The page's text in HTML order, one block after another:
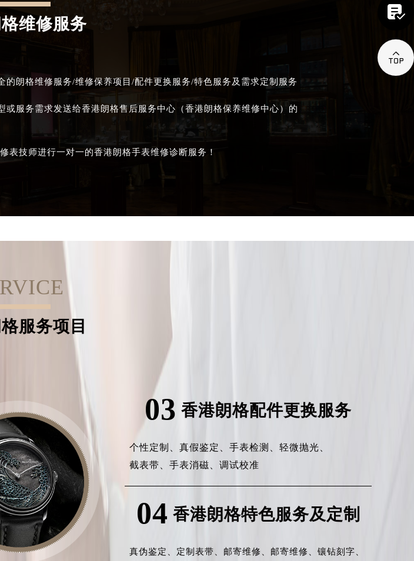
维修服务
朗格维修服务/维修保养项目/配件更换服务/特色服务及需求定制服务
服务需求发送给香港朗格售后服务中心（香港朗格保养维修中心）的
表技师进行一对一的香港朗格手表维修诊断服务！
服务项目
03 香港朗格配件更换服务
个性定制、真假鉴定、手表检测、轻微抛光、
截表带、手表消磁、调试校准
04 香港朗格特色服务及定制
真伪鉴定、 定制表带、 邮寄维修、 邮寄维修、镶钻刻字、

